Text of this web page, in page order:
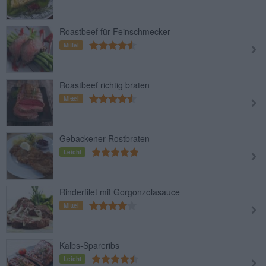
Roastbeef für Feinschmecker
Mittel
Roastbeef richtig braten
Mittel
Gebackener Rostbraten
Leicht
Rinderfilet mit Gorgonzolasauce
Mittel
Kalbs-Spareribs
Leicht